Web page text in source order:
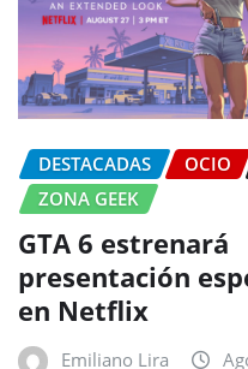
DESTACADAS OCIO
ZONA GEEK
GTA 6 estrenará
presentación
en Netflix
Emiliano Lira